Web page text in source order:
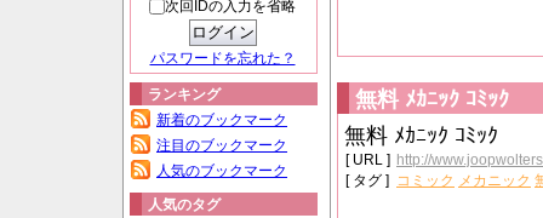
次回IDの入力を省略
パスワードを忘れた？
ランキング
新着のブックマーク
注目のブックマーク
人気のブックマーク
人気のタグ
無料 ﾒｶﾆｯｸ ｺﾐｯｸ
無料 ﾒｶﾆｯｸ ｺﾐｯｸ
[ URL ] http://
[ タグ ] コミック メカニック